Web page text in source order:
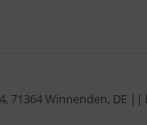
71364 Winnenden, DE